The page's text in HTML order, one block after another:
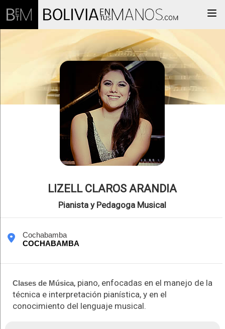
LIZELL CLAROS ARANDIA
Pianista y Pedagoga Musical
Cochabamba
COCHABAMBA
Clases de Música, piano, enfocadas en el manejo de la
técnica e interpretación pianística, y en el
conocimiento del lenguaje musical.